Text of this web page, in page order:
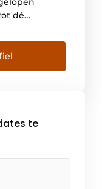
dé
thuisbasis
land. We
verdeler van
België.
te